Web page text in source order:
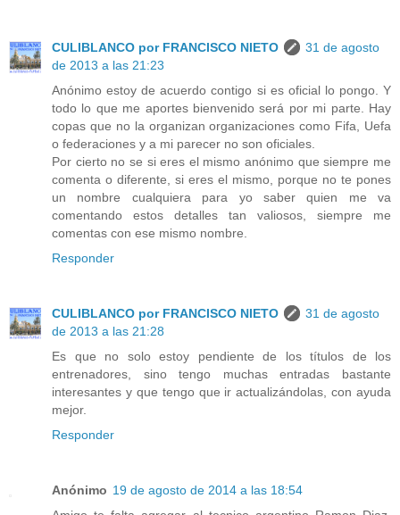
CULIBLANCO por FRANCISCO NIETO
31 de agosto
de 2013 a las 21:23
Anónimo estoy de acuerdo contigo si es oficial lo pongo. Y
todo lo que me aportes bienvenido será por mi parte. Hay
copas que no la organizan organizaciones como Fifa, Uefa
o federaciones y a mi parecer no son oficiales.
Por cierto no se si eres el mismo anónimo que siempre me
comenta o diferente, si eres el mismo, porque no te pones
un nombre cualquiera para yo saber quien me va
comentando estos detalles tan valiosos, siempre me
comentas con ese mismo nombre.
Responder
CULIBLANCO por FRANCISCO NIETO
31 de agosto
de 2013 a las 21:28
Es que no solo estoy pendiente de los títulos de los
entrenadores, sino tengo muchas entradas bastante
interesantes y que tengo que ir actualizándolas, con ayuda
mejor.
Responder
Anónimo 19 de agosto de 2014 a las 18:54